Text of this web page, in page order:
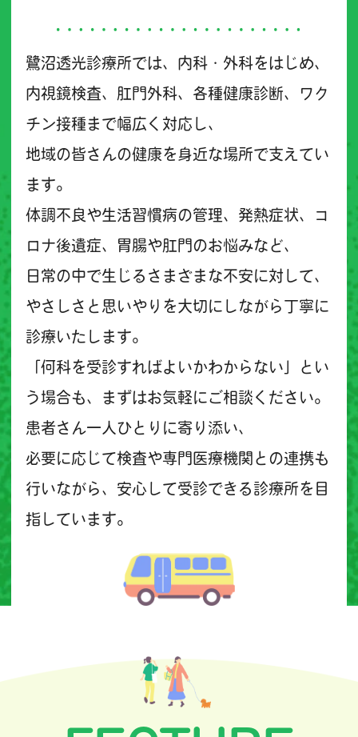
鷺沼透光診療所では、内科・外科をはじめ、
内視鏡検査、肛門外科、各種健康診断、ワク
チン接種まで幅広く対応し、
地域の皆さんの健康を身近な場所で支えてい
ます。
体調不良や生活習慣病の管理、発熱症状、コ
ロナ後遺症、胃腸や肛門のお悩みなど、
日常の中で生じるさまざまな不安に対して、
やさしさと思いやりを大切にしながら丁寧に
診療いたします。
「何科を受診すればよいかわからない」とい
う場合も、まずはお気軽にご相談ください。
患者さん一人ひとりに寄り添い、
必要に応じて検査や専門医療機関との連携も
行いながら、安心して受診できる診療所を目
指しています。